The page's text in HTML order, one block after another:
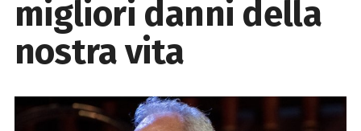
migliori danni della
nostra vita